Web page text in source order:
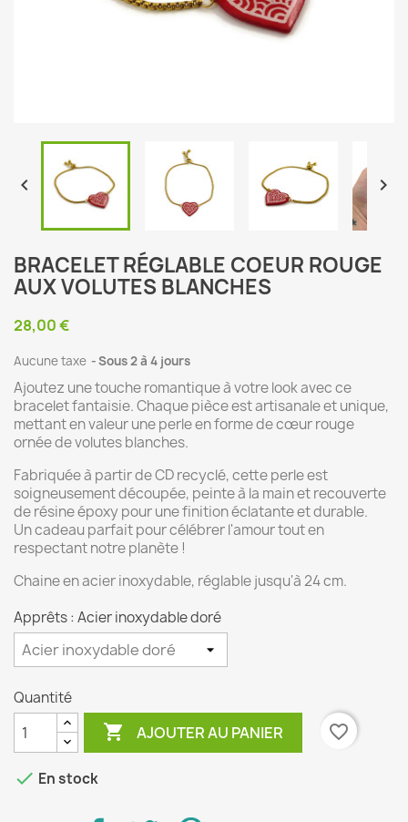
 
BRACELET RÉGLABLE COEUR ROUGE
AUX VOLUTES BLANCHES
28,00 €
Aucune taxe Sous 2 à 4 jours
Ajoutez une touche romantique à votre look avec ce
bracelet fantaisie. Chaque pièce est artisanale et unique,
mettant en valeur une perle en forme de cœur rouge
ornée de volutes blanches.
Fabriquée à partir de CD recyclé, cette perle est
soigneusement découpée, peinte à la main et recouverte
de résine époxy pour une finition éclatante et durable.
Un cadeau parfait pour célébrer l'amour tout en
respectant notre planète !
Chaine en acier inoxydable, réglable jusqu'à 24 cm.
Apprêts : Acier inoxydable doré
Quantité
 AJOUTER AU PANIER favorite_border
 En stock